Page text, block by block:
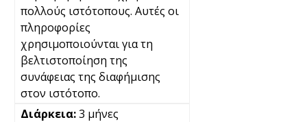
πολλούς ιστότοπους. Αυτές οι
πληροφορίες
χρησιμοποιούνται για τη
βελτιστοποίηση της
συνάφειας της διαφήμισης
στον ιστότοπο.
3 μήνες